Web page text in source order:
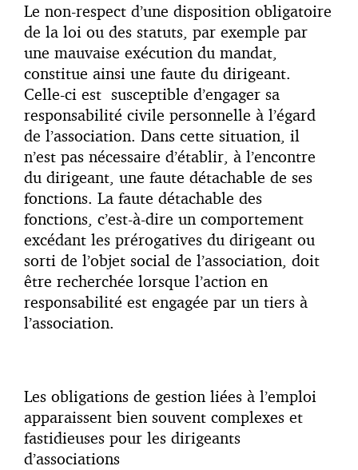
Le non-respect d’une disposition obligatoire
de la loi ou des statuts, par exemple par
une mauvaise exécution du mandat,
constitue ainsi une faute du dirigeant.
Celle-ci est susceptible d’engager sa
responsabilité civile personnelle à l’égard
de l’association. Dans cette situation, il
n’est pas nécessaire d’établir, à l’encontre
du dirigeant, une faute détachable de ses
fonctions. La faute détachable des
fonctions, c’est-à-dire un comportement
excédant les prérogatives du dirigeant ou
sorti de l’objet social de l’association, doit
être recherchée lorsque l’action en
responsabilité est engagée par un tiers à
l’association.
Les obligations de gestion liées à l’emploi
apparaissent bien souvent complexes et
fastidieuses pour les dirigeants
d’associations